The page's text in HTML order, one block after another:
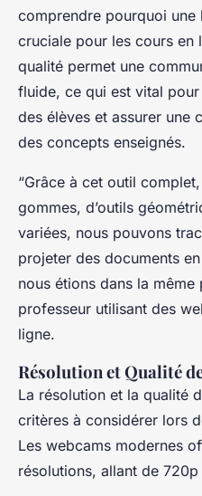
comprendre pourquoi une
cruciale pour les cours en
qualité permet une
fluide, ce qui est vital pour
des élèves et assurer une
des concepts enseignés.
“Grâce à cet outil
gommes, d’outils
variées, nous pouvons
projeter des documents
nous étions dans la même
professeur utilisant des
ligne.
Résolution et Qualité
La résolution et la qualité
critères à considérer lors
Les webcams modernes
résolutions, allant de 720p